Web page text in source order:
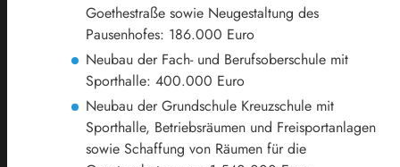
Goethestraße sowie Neugestaltung des
Pausenhofes: 186.000 Euro
Neubau der Fach- und Berufsoberschule mit
Sporthalle: 400.000 Euro
Neubau der Grundschule Kreuzschule mit
Sporthalle, Betriebsräumen und Freisportanlagen
sowie Schaffung von Räumen für die